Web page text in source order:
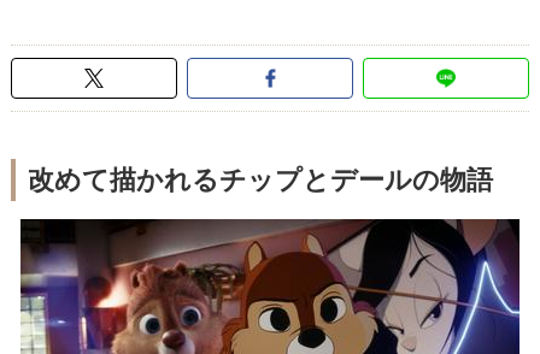
改めて描かれるチップとデールの物語